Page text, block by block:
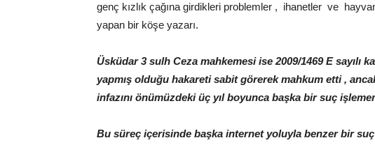
genç kızlık çağına girdikleri problemler , ihanetler ve
yapan bir köşe yazarı.
Üsküdar 3 sulh Ceza mahkemesi ise 2009/1469 E sayılı
yapmış olduğu hakareti sabit görerek mahkum etti ,
infazını önümüzdeki üç yıl boyunca başka bir suç
Bu süreç içerisinde başka internet yoluyla benzer bir